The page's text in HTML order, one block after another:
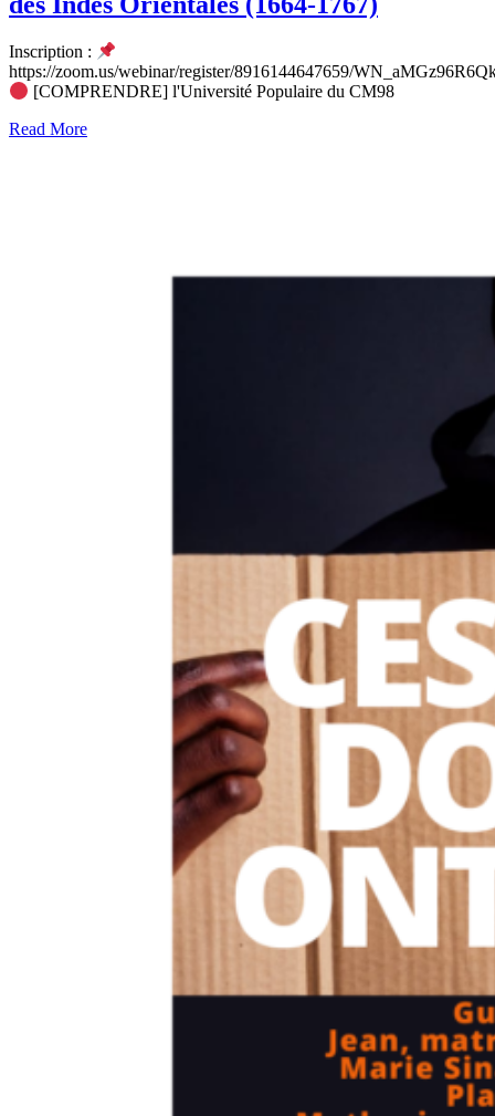
Inscription :
https://zoom.us/webinar/register/8916144647659/
[COMPRENDRE] l'Université Populaire du CM98
Read More